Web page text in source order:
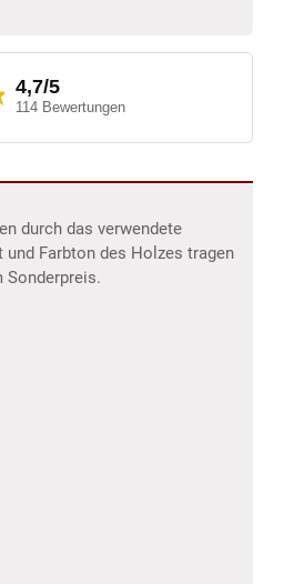
4,7/5
114 Bewertungen
durch das verwendete
Farbton des Holzes tragen